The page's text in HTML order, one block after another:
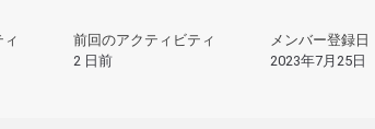
前回のアクティビティ
2 日前
メンバー登録日
2023年7月25日